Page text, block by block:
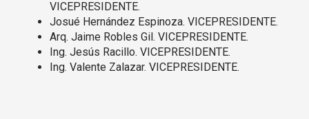
VICEPRESIDENTE.
Josué Hernández Espinoza. VICEPRESIDENTE.
Arq. Jaime Robles Gil. VICEPRESIDENTE.
Ing. Jesús Racillo. VICEPRESIDENTE.
Ing. Valente Zalazar. VICEPRESIDENTE.